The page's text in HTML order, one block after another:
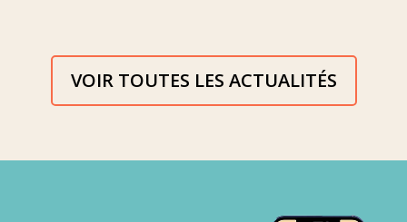
VOIR TOUTES LES ACTUALITÉS